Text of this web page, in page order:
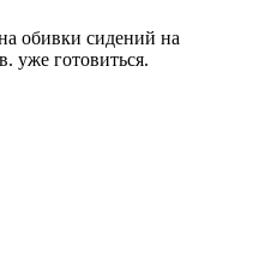
обивки сидений на
уже готовиться.